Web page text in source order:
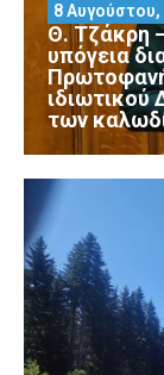
Θ. Τζάκρη
υπόγεια
ιδιωτικού
των
8 Αυγούστου,